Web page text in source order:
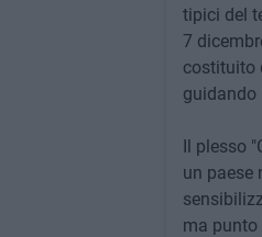
tipici del
7
costituito
guidando
Il plesso
un paese
ma